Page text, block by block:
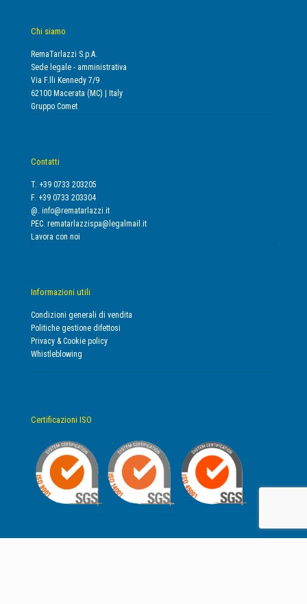
Chi siamo
RemaTarlazzi S.p.A.
Sede legale - amministrativa
Via F.lli Kennedy 7/9
62100 Macerata (MC) | Italy
Gruppo Comet
Contatti
T. +39 0733 203205
F. +39 0733 203304
@. info@rematarlazzi.it
PEC. rematarlazzispa@legalmail.it
Lavora con noi
Informazioni utili
Condizioni generali di vendita
Politiche gestione difettosi
Privacy & Cookie policy
Whistleblowing
Certificazioni ISO